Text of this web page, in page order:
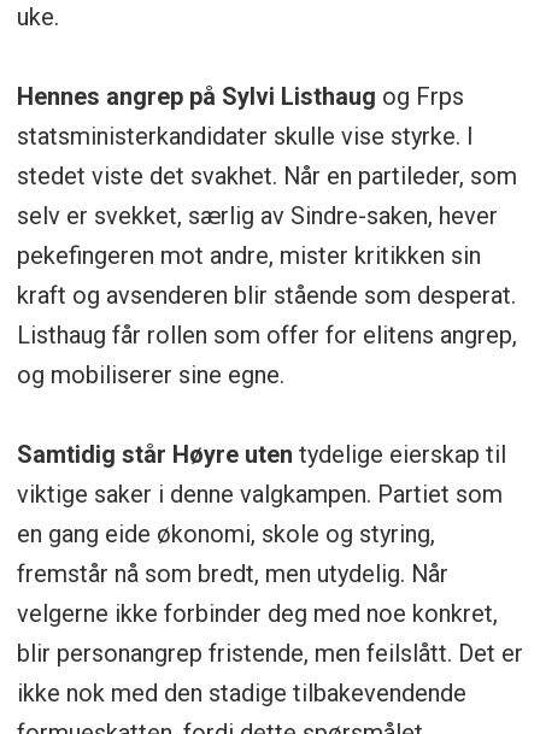
uke.
Hennes angrep på Sylvi Listhaug og Frps
statsministerkandidater skulle vise styrke. I
stedet viste det svakhet. Når en partileder, som
selv er svekket, særlig av Sindre-saken, hever
pekefingeren mot andre, mister kritikken sin
kraft og avsenderen blir stående som desperat.
Listhaug får rollen som offer for elitens angrep,
og mobiliserer sine egne.
Samtidig står Høyre uten tydelige eierskap til
viktige saker i denne valgkampen. Partiet som
en gang eide økonomi, skole og styring,
fremstår nå som bredt, men utydelig. Når
velgerne ikke forbinder deg med noe konkret,
blir personangrep fristende, men feilslått. Det er
ikke nok med den stadige tilbakevendende